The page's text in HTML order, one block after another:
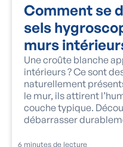
Comment se
sels
murs
Une croûte blanche
intérieurs ? Ce sont
naturellement
le mur, ils attirent
couche typique.
débarrasser
6 minutes de lecture